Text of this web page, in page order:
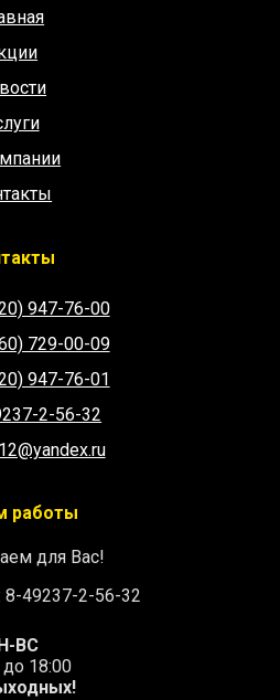
947-76-00
729-00-09
947-76-01
2-56-32
работы
для Вас!
8-49237-2-56-32
ВС
до 18:00